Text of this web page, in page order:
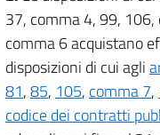
37, comma 4, 99,
comma 6 acquistano
disposizioni di cui agli
81,85, 105, comma 7,
codice dei contratti